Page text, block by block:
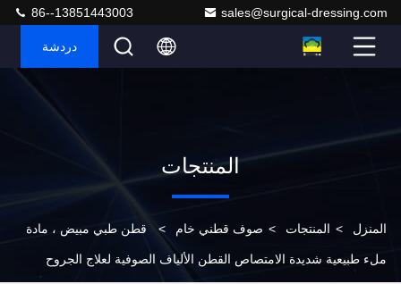
sales@surgical-dressing.com
86--13851443003
دردشة
المنتجات
المنزل > المنتجات > صوف قطني خام > قطن طبي مبيض ، مادة
ملء طبيعية شديدة الامتصاص القطن الألياف الصوفية لعلاج الجروح